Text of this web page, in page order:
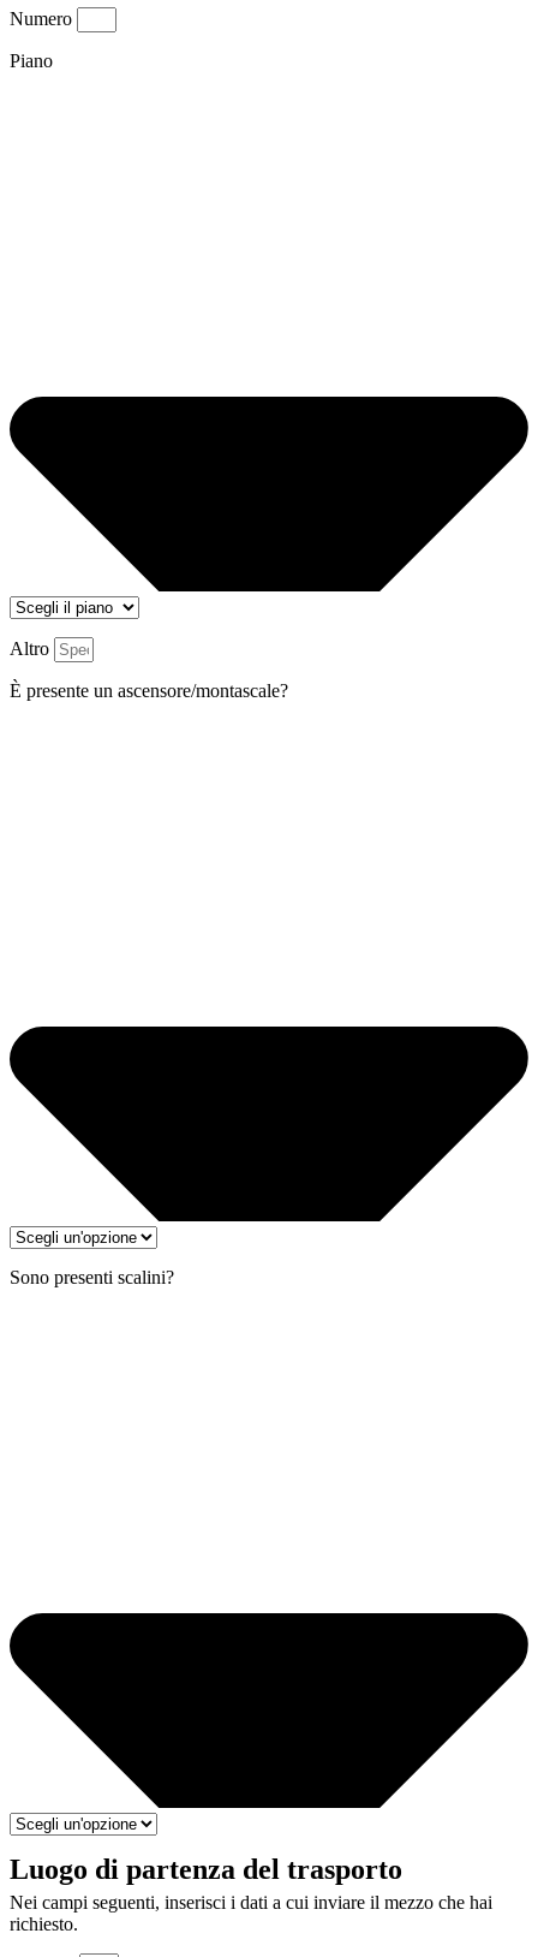
Numero
Piano
Altro
È presente un ascensore/montascale?
Sono presenti scalini?
Luogo di partenza del trasporto
Nei campi seguenti, inserisci i dati a cui inviare il mezzo che hai
richiesto.